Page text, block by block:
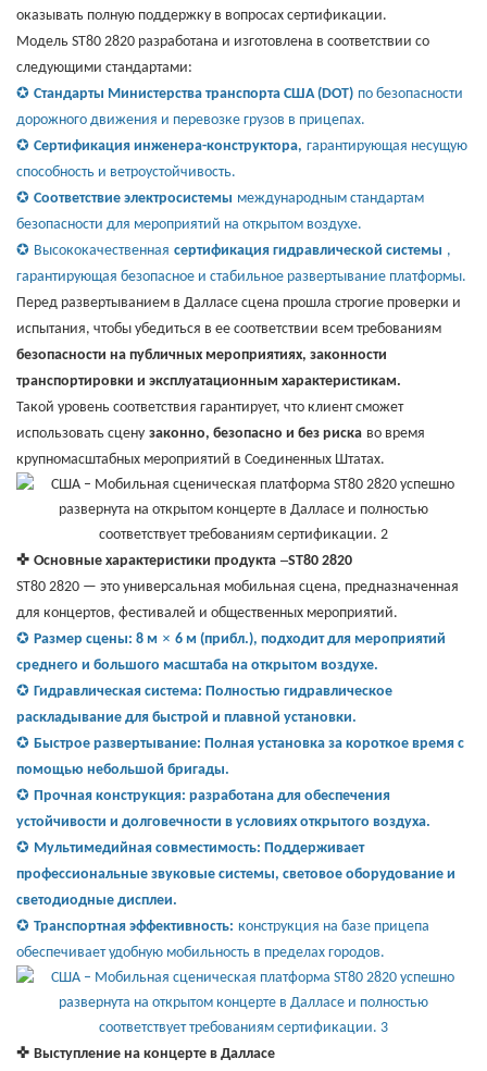
оказывать полную поддержку в вопросах сертификации.
Модель ST80 2820 разработана и изготовлена ​​в соответствии со
следующими стандартами:
✪ Стандарты Министерства транспорта США (DOT) по безопасности
дорожного движения и перевозке грузов в прицепах.
✪ Сертификация инженера-конструктора, гарантирующая несущую
способность и ветроустойчивость.
✪ Соответствие электросистемы международным стандартам
безопасности для мероприятий на открытом воздухе.
✪ Высококачественная сертификация гидравлической системы ,
гарантирующая безопасное и стабильное развертывание платформы.
Перед развертыванием в Далласе сцена прошла строгие проверки и
испытания, чтобы убедиться в ее соответствии всем требованиям
безопасности на публичных мероприятиях, законности
транспортировки и эксплуатационным характеристикам.
Такой уровень соответствия гарантирует, что клиент сможет
использовать сцену законно, безопасно и без риска во время
крупномасштабных мероприятий в Соединенных Штатах.
✜ Основные характеристики продукта –ST80 2820
ST80 2820 — это универсальная мобильная сцена, предназначенная
для концертов, фестивалей и общественных мероприятий.
✪ Размер сцены: 8 м × 6 м (прибл.), подходит для мероприятий
среднего и большого масштаба на открытом воздухе.
✪ Гидравлическая система: Полностью гидравлическое
раскладывание для быстрой и плавной установки.
✪ Быстрое развертывание: Полная установка за короткое время с
помощью небольшой бригады.
✪ Прочная конструкция: разработана для обеспечения
устойчивости и долговечности в условиях открытого воздуха.
✪ Мультимедийная совместимость: Поддерживает
профессиональные звуковые системы, световое оборудование и
светодиодные дисплеи.
✪ Транспортная эффективность: конструкция на базе прицепа
обеспечивает удобную мобильность в пределах городов.
✜ Выступление на концерте в Далласе